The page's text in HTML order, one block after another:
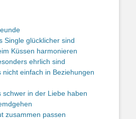
Single glücklicher sind
Küssen harmonieren
ehrlich sind
nicht einfach in Beziehungen
schwer in der Liebe haben
zusammen passen